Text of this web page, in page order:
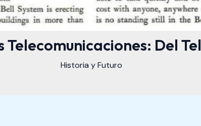
Telecomunicaciones: Del
Historia y Futuro